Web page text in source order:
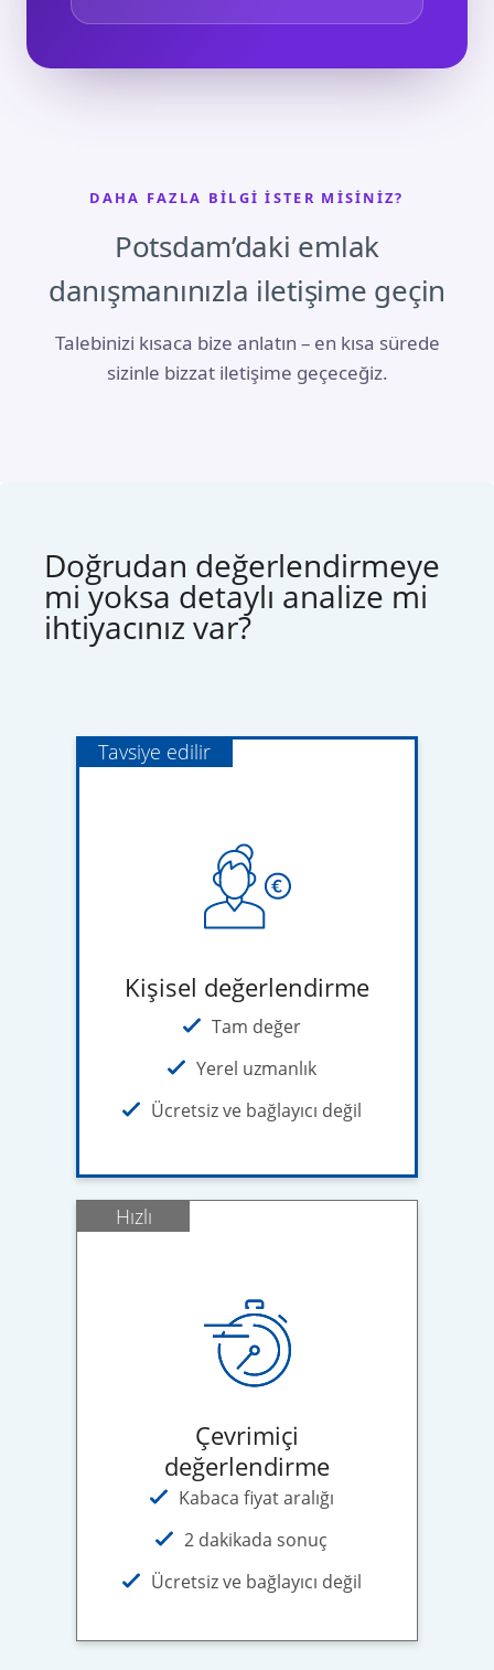
DAHA FAZLA BILGI ISTER MISINIZ?
Potsdam’daki emlak
danışmanınızla iletişime geçin
Talebinizi kısaca bize anlatın – en kısa sürede
sizinle bizzat iletişime geçeceğiz.
Doğrudan değerlendirmeye
mi yoksa detaylı analize mi
ihtiyacınız var?
Tavsiye edilir
Kişisel değerlendirme
Tam değer
Yerel uzmanlık
Ücretsiz ve bağlayıcı değil
Hızlı
Çevrimiçi
değerlendirme
Kabaca fiyat aralığı
2 dakikada sonuç
Ücretsiz ve bağlayıcı değil